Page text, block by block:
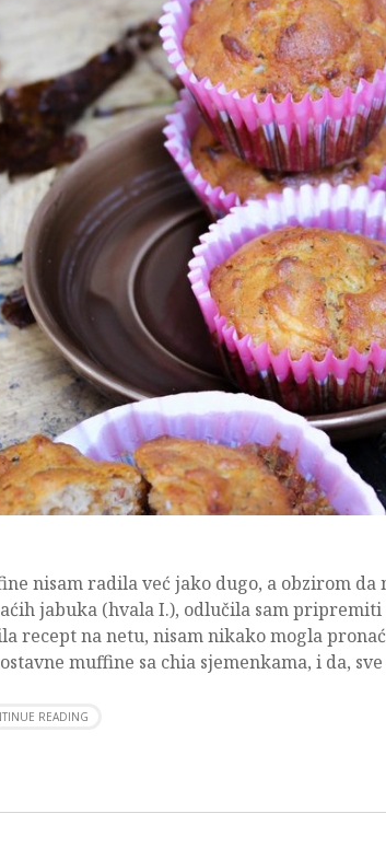
nisam radila već jako dugo, a obzirom
jabuka (hvala I.), odlučila sam
recept na netu, nisam nikako mogla
muffine sa chia sjemenkama, i da,
READING